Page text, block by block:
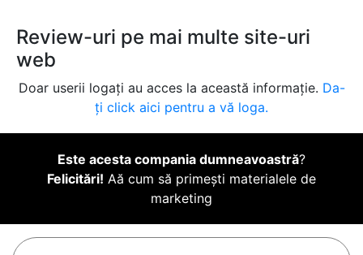
Review-uri pe mai multe site-uri
web
Doar userii logați au acces la această informație. Da-
ți click aici pentru a vă loga.
Este acesta compania dumneavoastră?
Felicitări! Aă cum să primești materialele de
marketing